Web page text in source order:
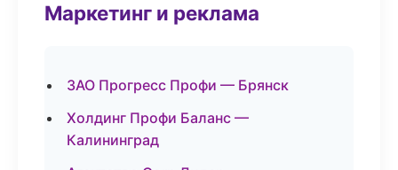
Маркетинг и реклама
ЗАО Прогресс Профи — Брянск
Холдинг Профи Баланс —
Калининград